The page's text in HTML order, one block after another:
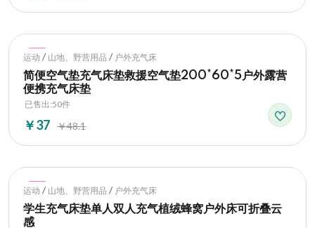
Hot
运动 / 山地、野营用品 / 户外充气床
简便空气垫充气床垫救援空气垫200*60*5户外露营
便携充气床垫
已售出:50件
￥37 ￥48.1
Hot
运动 / 山地、野营用品 / 户外充气床
学生充气床垫单人双人充气植绒蜂窝户外床可折叠云
感